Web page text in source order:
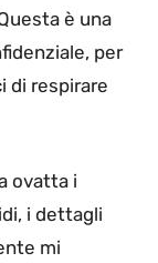
è una
per
di respirare
ovatta i
i dettagli
mi